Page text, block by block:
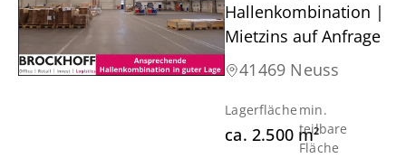
Hallenkombination |
Mietzins auf Anfrage
41469 Neuss
Lagerfläche
ca. 2.500 m²
min.
teilbare
Fläche